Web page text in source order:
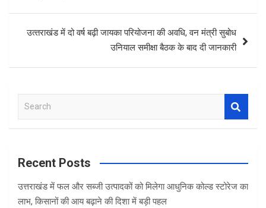
उत्‍तराखंड में दो वर्ष बढ़ी जायका परियोजना की अवधि, वन मंत्री सुबोध
उनियाल समीक्षा बैठक के बाद दी जानकारी
a
c
Recent Posts
उत्तराखंड में फल और सब्जी उत्पादकों को मिलेगा आधुनिक कोल्ड स्टोरेज का
लाभ, किसानों की आय बढ़ाने की दिशा में बड़ी पहल